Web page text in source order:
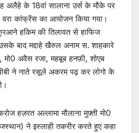
अलैहे के 18वां सालाना उर्स के मौके पर
वरा कांफ्रेंस का आयोजन किया गया।
हकिम की तिलावत से हाफिज
बाद मद्दाहे खैरुल अनाम स. शाहकारे
मो0 अवैस रजा, महबूब हनफ़ी, शोएब
ने नाते रसूले अकरम पढ़ कर लोगो के
हज़रत अल्लामा मौलाना मुफ़्ती मो0
ने इस्लाही तकरीर करते हुए कहा